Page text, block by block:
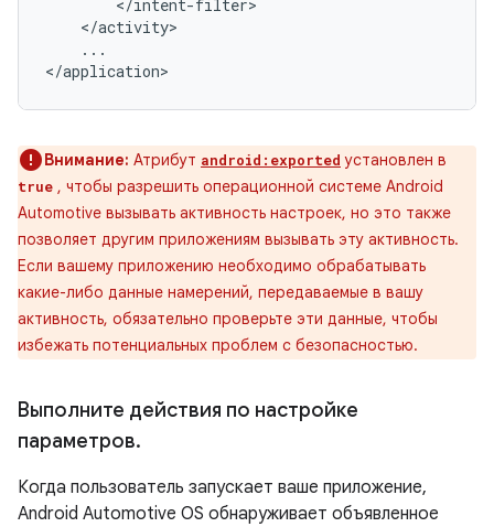
...
Внимание: Атрибут android:exported установлен в
true , чтобы разрешить операционной системе Android
Automotive вызывать активность настроек, но это также
позволяет другим приложениям вызывать эту активность.
Если вашему приложению необходимо обрабатывать
какие-либо данные намерений, передаваемые в вашу
активность, обязательно проверьте эти данные, чтобы
избежать потенциальных проблем с безопасностью.
Выполните действия по настройке
параметров.
Когда пользователь запускает ваше приложение,
Android Automotive OS обнаруживает объявленное